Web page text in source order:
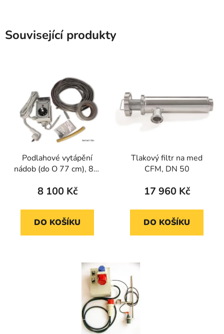
Související produkty
Podlahové vytápění
nádob (do O 77 cm), 8m
8 100 Kč
DO KOŠÍKU
Tlakový filtr na med
CFM, DN 50
17 960 Kč
DO KOŠÍKU